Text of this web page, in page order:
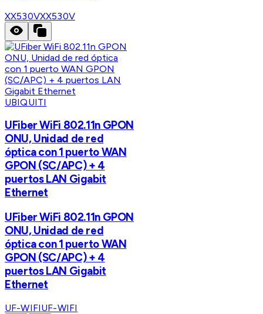
XX530VXX530V
UBIQUITI
UFiber WiFi 802.11n GPON
ONU, Unidad de red
óptica con 1 puerto WAN
GPON (SC/APC) + 4
puertos LAN Gigabit
Ethernet
UFiber WiFi 802.11n GPON
ONU, Unidad de red
óptica con 1 puerto WAN
GPON (SC/APC) + 4
puertos LAN Gigabit
Ethernet
UF-WIFIUF-WIFI